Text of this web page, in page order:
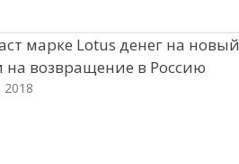
марке Lotus денег на новый
на возвращение в Россию
2018